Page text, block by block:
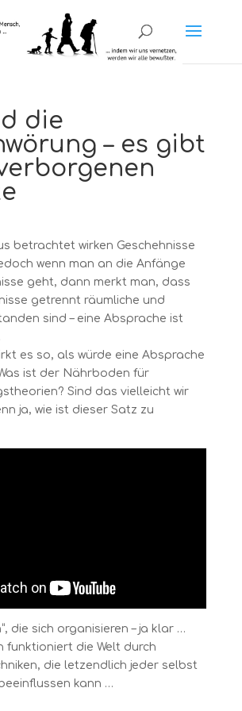
die
– es gibt
betrachtet wirken Geschehnisse
wenn man an die Anfänge
geht, dann merkt man, dass
getrennt räumliche und
sind – eine Absprache ist
es so, als würde eine Absprache
ist der Nährboden für
Sind das vielleicht wir
ja, wie ist dieser Satz zu
die sich organisieren – ja klar …
funktioniert die Welt durch
die letzendlich jeder selbst
kann …